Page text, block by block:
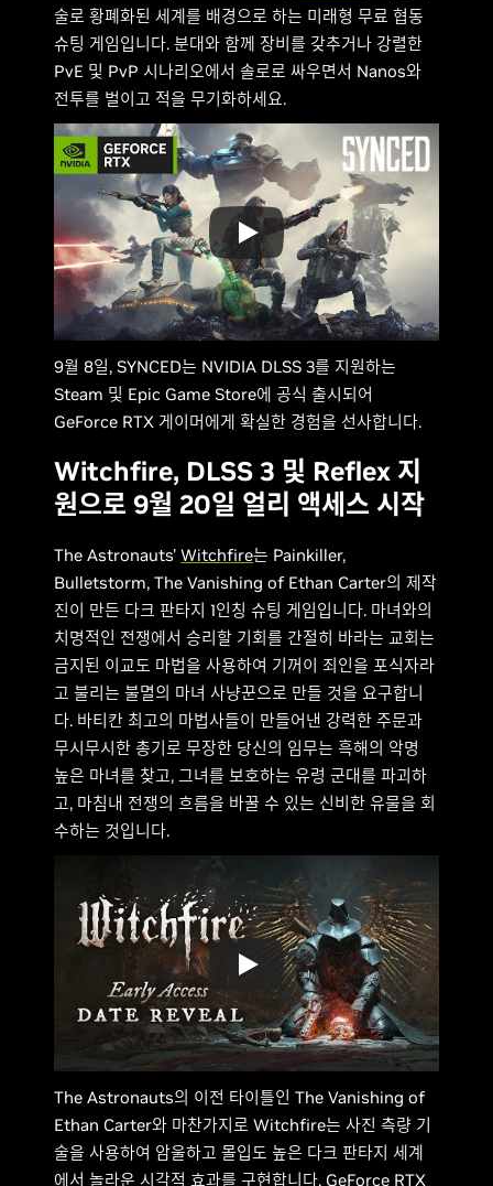
술로 황폐화된 세계를 배경으로 하는 미래형 무료 협동
슈팅 게임입니다. 분대와 함께 장비를 갖추거나 강렬한
PvE 및 PvP 시나리오에서 솔로로 싸우면서 Nanos와
전투를 벌이고 적을 무기화하세요.
9월 8일, SYNCED는 NVIDIA DLSS 3를 지원하는
Steam 및 Epic Game Store에 공식 출시되어
GeForce RTX 게이머에게 확실한 경험을 선사합니다.
Witchfire, DLSS 3 및 Reflex 지
원으로 9월 20일 얼리 액세스 시작
The Astronauts'Witchfire는 Painkiller,
Bulletstorm, The Vanishing of Ethan Carter의 제작
진이 만든 다크 판타지 1인칭 슈팅 게임입니다. 마녀와의
치명적인 전쟁에서 승리할 기회를 간절히 바라는 교회는
금지된 이교도 마법을 사용하여 기꺼이 죄인을 포식자라
고 불리는 불멸의 마녀 사냥꾼으로 만들 것을 요구합니
다. 바티칸 최고의 마법사들이 만들어낸 강력한 주문과
무시무시한 총기로 무장한 당신의 임무는 흑해의 악명
높은 마녀를 찾고, 그녀를 보호하는 유령 군대를 파괴하
고, 마침내 전쟁의 흐름을 바꿀 수 있는 신비한 유물을 회
수하는 것입니다.
The Astronauts의 이전 타이틀인 The Vanishing of
Ethan Carter와 마찬가지로 Witchfire는 사진 측량 기
술을 사용하여 암울하고 몰입도 높은 다크 판타지 세계
에서 놀라운 시각적 효과를 구현합니다. GeForce RTX